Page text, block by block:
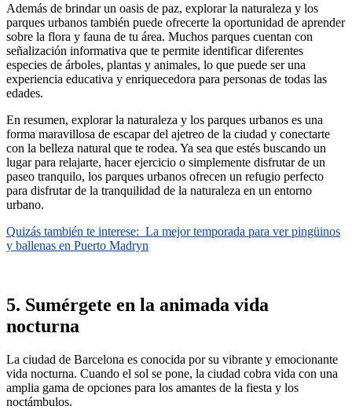
Además de brindar un oasis de paz, explorar la naturaleza y los
parques urbanos también puede ofrecerte la oportunidad de aprender
sobre la flora y fauna de tu área. Muchos parques cuentan con
señalización informativa que te permite identificar diferentes
especies de árboles, plantas y animales, lo que puede ser una
experiencia educativa y enriquecedora para personas de todas las
edades.
En resumen, explorar la naturaleza y los parques urbanos es una
forma maravillosa de escapar del ajetreo de la ciudad y conectarte
con la belleza natural que te rodea. Ya sea que estés buscando un
lugar para relajarte, hacer ejercicio o simplemente disfrutar de un
paseo tranquilo, los parques urbanos ofrecen un refugio perfecto
para disfrutar de la tranquilidad de la naturaleza en un entorno
urbano.
Quizás también te interese: La mejor temporada para ver pingüinos
y ballenas en Puerto Madryn
5. Sumérgete en la animada vida
nocturna
La ciudad de Barcelona es conocida por su vibrante y emocionante
vida nocturna. Cuando el sol se pone, la ciudad cobra vida con una
amplia gama de opciones para los amantes de la fiesta y los
noctámbulos.